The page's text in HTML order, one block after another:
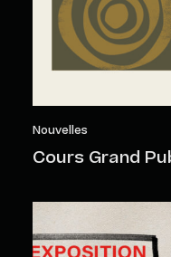
Nouvelles
Cours Grand
Objets sensibles